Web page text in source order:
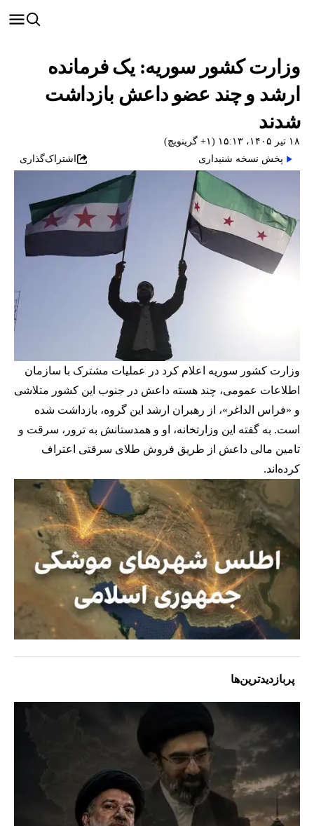
وزارت کشور سوریه: یک فرمانده
ارشد و چند عضو داعش بازداشت
شدند
۱۸ تیر ۱۴۰۵، ۱۵:۱۳ (‎+۱ گرینویچ)
پخش نسخه شنیداری
اشتراک‌گذاری
وزارت کشور سوریه اعلام کرد در عملیات مشترک با سازمان
اطلاعات عمومی، چند هسته داعش در جنوب این کشور متلاشی
و «فراس الداغر»، از رهبران ارشد این گروه، بازداشت شده
است. به گفته این وزارتخانه، او و همدستانش به ترور، سرقت و
تامین مالی داعش از طریق فروش طلای سرقتی اعتراف
کرده‌اند.
پربازدیدترین‌ها